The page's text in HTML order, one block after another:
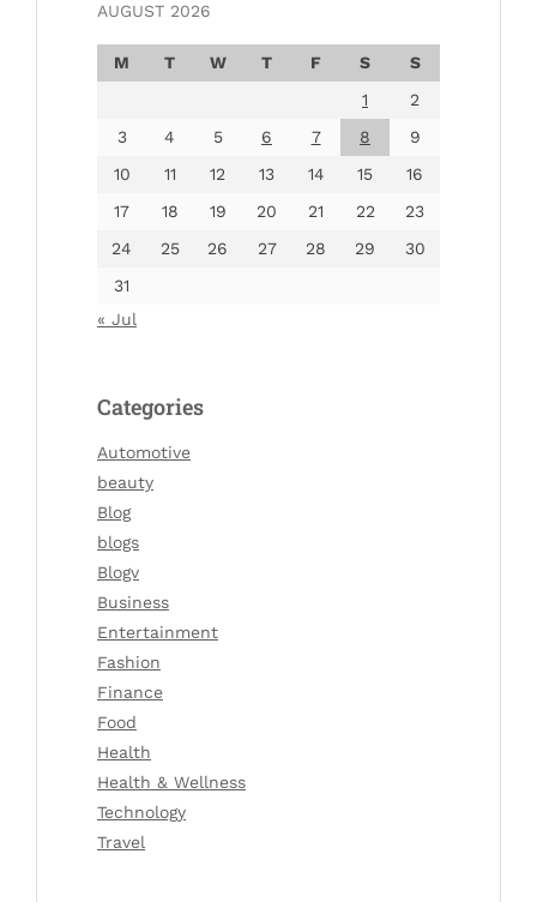
AUGUST 2026
M T W T F S
S
1
2
3
4 5 6 7 8
9
10
11 12 13 14 15
16
17
18 19 20 21 22
23
24
25 26 27 28 29
30
31
« Jul
Categories
Automotive
beauty
Blog
blogs
Blogv
Business
Entertainment
Fashion
Finance
Food
Health
Health & Wellness
Technology
Travel